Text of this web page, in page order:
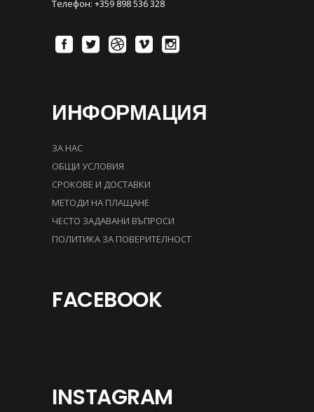
Телефон: +359 898 536 328
ИНФОРМАЦИЯ
ЗА НАС
ОБЩИ УСЛОВИЯ
СРОКОВЕ И ДОСТАВКИ
МЕТОДИ НА ПЛАЩАНЕ
ЧЕСТО ЗАДАВАНИ ВЪПРОСИ
ПОЛИТИКА ЗА ПОВЕРИТЕЛНОСТ
FACEBOOK
INSTAGRAM